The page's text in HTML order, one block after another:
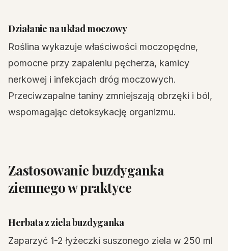
Działanie na układ moczowy
Roślina wykazuje właściwości moczopędne,
pomocne przy zapaleniu pęcherza, kamicy
nerkowej i infekcjach dróg moczowych.
Przeciwzapalne taniny zmniejszają obrzęki i ból,
wspomagając detoksykację organizmu.
Zastosowanie buzdyganka
ziemnego w praktyce
Herbata z ziela buzdyganka
Zaparzyć 1-2 łyżeczki suszonego ziela w 250 ml